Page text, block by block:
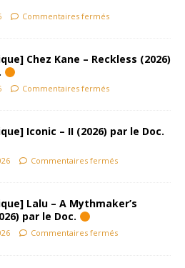
Commentaires fermés
Chez Kane – Reckless (2026)
Commentaires fermés
Iconic – II (2026) par le Doc.
Commentaires fermés
Lalu – A Mythmaker’s
par le Doc.
Commentaires fermés